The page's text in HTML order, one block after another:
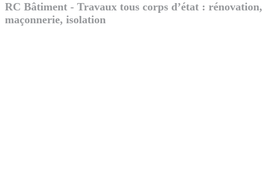
RC Bâtiment - Travaux tous corps d’état : rénovation,
maçonnerie, isolation